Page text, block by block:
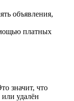
объявления,
платных
значит, что
удалён